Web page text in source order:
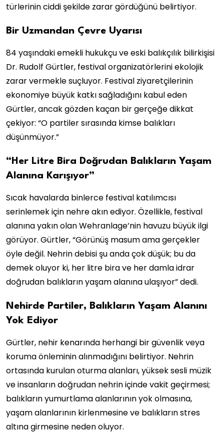
türlerinin ciddi şekilde zarar gördüğünü belirtiyor.
Bir Uzmandan Çevre Uyarısı
84 yaşındaki emekli hukukçu ve eski balıkçılık bilirkişisi
Dr. Rudolf Gürtler, festival organizatörlerini ekolojik
zarar vermekle suçluyor. Festival ziyaretçilerinin
ekonomiye büyük katkı sağladığını kabul eden
Gürtler, ancak gözden kaçan bir gerçeğe dikkat
çekiyor: “O partiler sırasında kimse balıkları
düşünmüyor.”
“Her Litre Bira Doğrudan Balıkların Yaşam
Alanına Karışıyor”
Sıcak havalarda binlerce festival katılımcısı
serinlemek için nehre akın ediyor. Özellikle, festival
alanına yakın olan Wehranlage’nin havuzu büyük ilgi
görüyor. Gürtler, “Görünüş masum ama gerçekler
öyle değil. Nehrin debisi şu anda çok düşük; bu da
demek oluyor ki, her litre bira ve her damla idrar
doğrudan balıkların yaşam alanına ulaşıyor” dedi.
Nehirde Partiler, Balıkların Yaşam Alanını
Yok Ediyor
Gürtler, nehir kenarında herhangi bir güvenlik veya
koruma önleminin alınmadığını belirtiyor. Nehrin
ortasında kurulan oturma alanları, yüksek sesli müzik
ve insanların doğrudan nehrin içinde vakit geçirmesi;
balıkların yumurtlama alanlarının yok olmasına,
yaşam alanlarının kirlenmesine ve balıkların stres
altına girmesine neden oluyor.